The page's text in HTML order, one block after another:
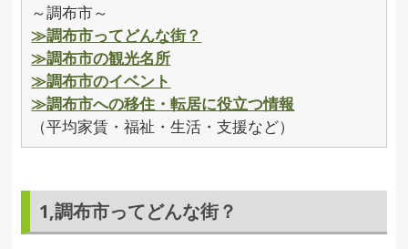
～調布市～
≫調布市ってどんな街？
≫調布市の観光名所
≫調布市のイベント
≫調布市への移住・転居に役立つ情報
（平均家賃・福祉・生活・支援など）
1,調布市ってどんな街？